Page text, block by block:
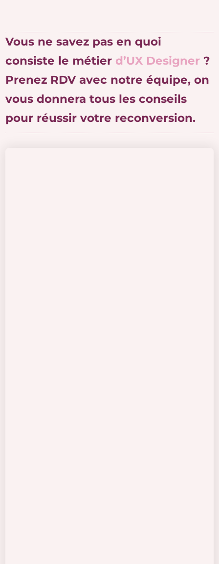
Vous ne savez pas en quoi
consiste le métier d’UX Designer ?
Prenez RDV avec notre équipe, on
vous donnera tous les conseils
pour réussir votre reconversion.